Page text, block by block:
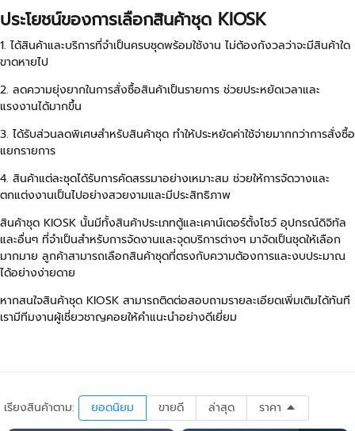
ประโยชน์ของการเลือกสินค้าชุด KIOSK
1. ได้สินค้าและบริการที่จำเป็นครบชุดพร้อมใช้งาน ไม่ต้องกังวลว่าจะมีสินค้าใด
ขาดหายไป
2. ลดความยุ่งยากในการสั่งซื้อสินค้าเป็นรายการ ช่วยประหยัดเวลาและ
แรงงานได้มากขึ้น
3. ได้รับส่วนลดพิเศษสำหรับสินค้าชุด ทำให้ประหยัดค่าใช้จ่ายมากกว่าการสั่งซื้อ
แยกรายการ
4. สินค้าแต่ละชุดได้รับการคัดสรรมาอย่างเหมาะสม ช่วยให้การจัดวางและ
ตกแต่งงานเป็นไปอย่างสวยงามและมีประสิทธิภาพ
สินค้าชุด KIOSK นั้นมีทั้งสินค้าประเภทตู้และเคาน์เตอร์ตั้งโชว์ อุปกรณ์ดิจิทัล
และอื่นๆ ที่จำเป็นสำหรับการจัดงานและจุดบริการต่างๆ มาจัดเป็นชุดให้เลือก
มากมาย ลูกค้าสามารถเลือกสินค้าชุดที่ตรงกับความต้องการและงบประมาณ
ได้อย่างง่ายดาย
หากสนใจสินค้าชุด KIOSK สามารถติดต่อสอบถามรายละเอียดเพิ่มเติมได้ทันที
เรามีทีมงานผู้เชี่ยวชาญคอยให้คำแนะนำอย่างดีเยี่ยม
เรียงสินค้าตาม: ยอดนิยม ขายดี ล่าสุด ราคา